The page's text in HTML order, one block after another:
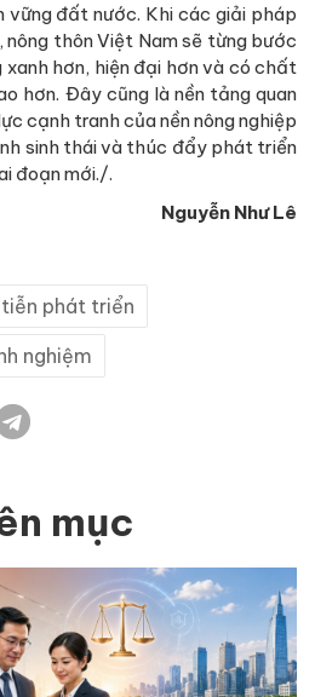
đất nước. Khi các giải pháp
thôn Việt Nam sẽ từng bước
hơn, hiện đại hơn và có chất
hơn. Đây cũng là nền tảng quan
cạnh tranh của nền nông nghiệp
sinh thái và thúc đẩy phát triển
đoạn mới./.
Nguyễn Như Lê
phát triển
nghiệm
mục